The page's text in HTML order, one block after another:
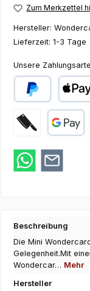
Zum Merkzettel
Hersteller:
Lieferzeit: 1-3 Tage
Unsere
PayPal
Beschreibung
Die Mini
Gelegenheit.Mit
Wondercar… Mehr
Hersteller